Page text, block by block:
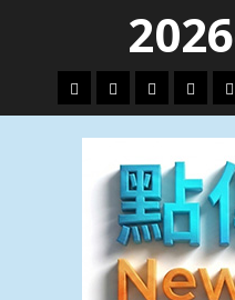
content頭
條
財
經
地
方.
會
文
教.
技
專